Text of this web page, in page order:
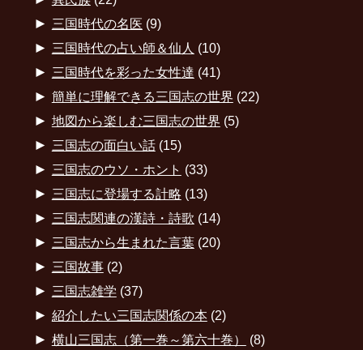
► 三国時代の名医 (9)
► 三国時代の占い師＆仙人 (10)
► 三国時代を彩った女性達 (41)
► 簡単に理解できる三国志の世界 (22)
► 地図から楽しむ三国志の世界 (5)
► 三国志の面白い話(15)
► 三国志のウソ・ホント (33)
► 三国志に登場する計略 (13)
► 三国志関連の漢詩・詩歌 (14)
► 三国志から生まれた言葉(20)
► 三国故事(2)
► 三国志雑学 (37)
► 紹介したい三国志関係の本(2)
► 横山三国志（第一巻～第六十巻） (8)